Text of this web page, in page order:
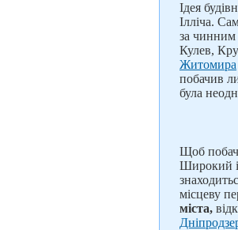
Ідея
Ілліча.
за чинним
Кулев,
Житомира
побачив
була
Щоб
Широкий і
місцеву
міста,